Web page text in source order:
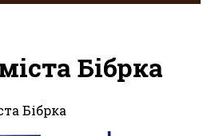
Бібрка
Бібрка